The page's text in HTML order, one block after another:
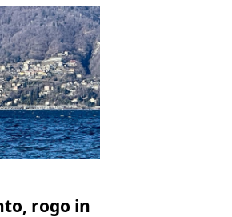
rogo in